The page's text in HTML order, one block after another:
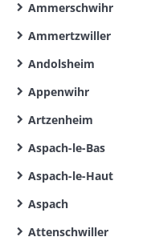
Ammerschwihr
Ammertzwiller
Andolsheim
Appenwihr
Artzenheim
Aspach-le-Bas
Aspach-le-Haut
Aspach
Attenschwiller